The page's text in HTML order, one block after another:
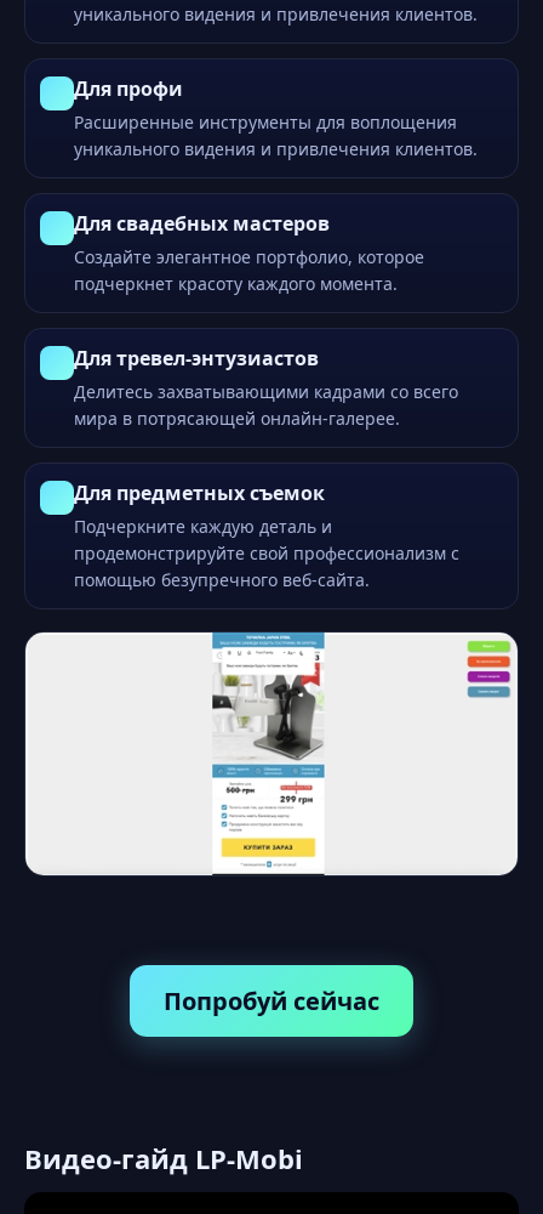
уникального видения и привлечения клиентов.
Для профи
Расширенные инструменты для воплощения
уникального видения и привлечения клиентов.
Для свадебных мастеров
Создайте элегантное портфолио, которое
подчеркнет красоту каждого момента.
Для тревел-энтузиастов
Делитесь захватывающими кадрами со всего
мира в потрясающей онлайн-галерее.
Для предметных съемок
Подчеркните каждую деталь и
продемонстрируйте свой профессионализм с
помощью безупречного веб-сайта.
Попробуй сейчас
Видео-гайд LP-Mobi